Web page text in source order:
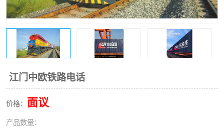
江门中欧铁路电话
价格： 面议
产品数量：
新能源电池出口物流